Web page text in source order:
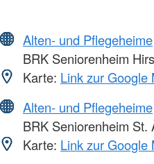
Alten- und Pflegeheime
BRK Seniorenheim
Karte: Link zur Google
Alten- und Pflegeheime
BRK Seniorenheim St.
Karte: Link zur Google